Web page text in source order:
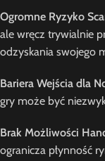
Ogromne Ryzyko
ale wręcz trywialnie
odzyskania swojego
Bariera Wejścia dla
gry może być
Brak Możliwości
ogranicza płynność